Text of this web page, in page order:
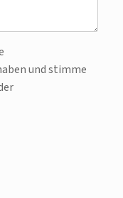
und stimme